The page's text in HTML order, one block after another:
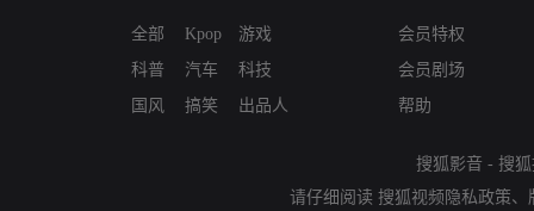
全部
科普
国风
Kpop
汽车
搞笑
游戏
科技
出品人
会员特权
会员剧场
帮助
搜狐影音 - 搜
请仔细阅读 搜狐视频隐私政策、